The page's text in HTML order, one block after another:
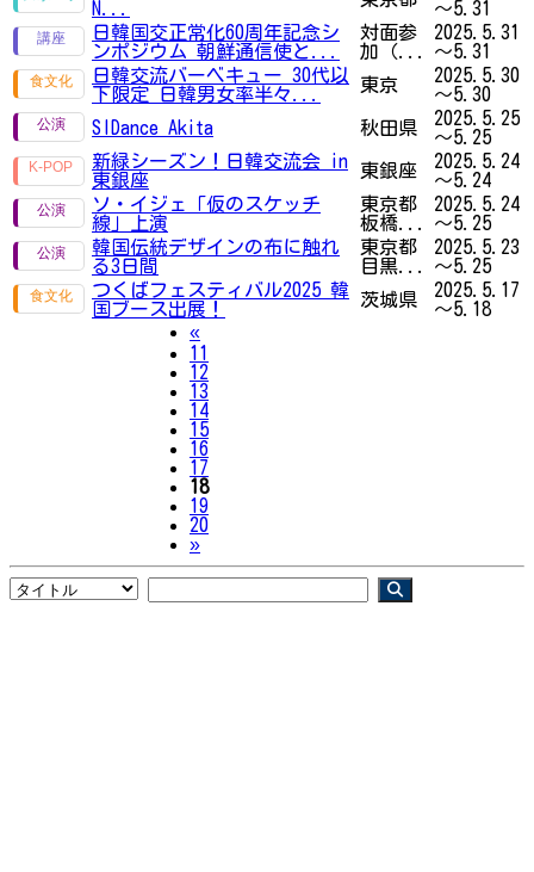
N...
～5.31
日韓国交正常化60周年記念シ
ンポジウム 朝鮮通信使と...
対面参
加（...
2025.5.31
～5.31
日韓交流バーベキュー 30代以
下限定 日韓男女率半々...
東京
2025.5.30
～5.30
SIDance Akita
秋田県
2025.5.25
～5.25
新緑シーズン！日韓交流会 in
東銀座
東銀座
2025.5.24
～5.24
ソ・イジェ「仮のスケッチ
線」上演
東京都
板橋...
2025.5.24
～5.25
韓国伝統デザインの布に触れ
る3日間
東京都
目黒...
2025.5.23
～5.25
つくばフェスティバル2025 韓
国ブース出展！
茨城県
2025.5.17
～5.18
«Previous
11
12
13
14
15
16
17
18
19
20
»Next